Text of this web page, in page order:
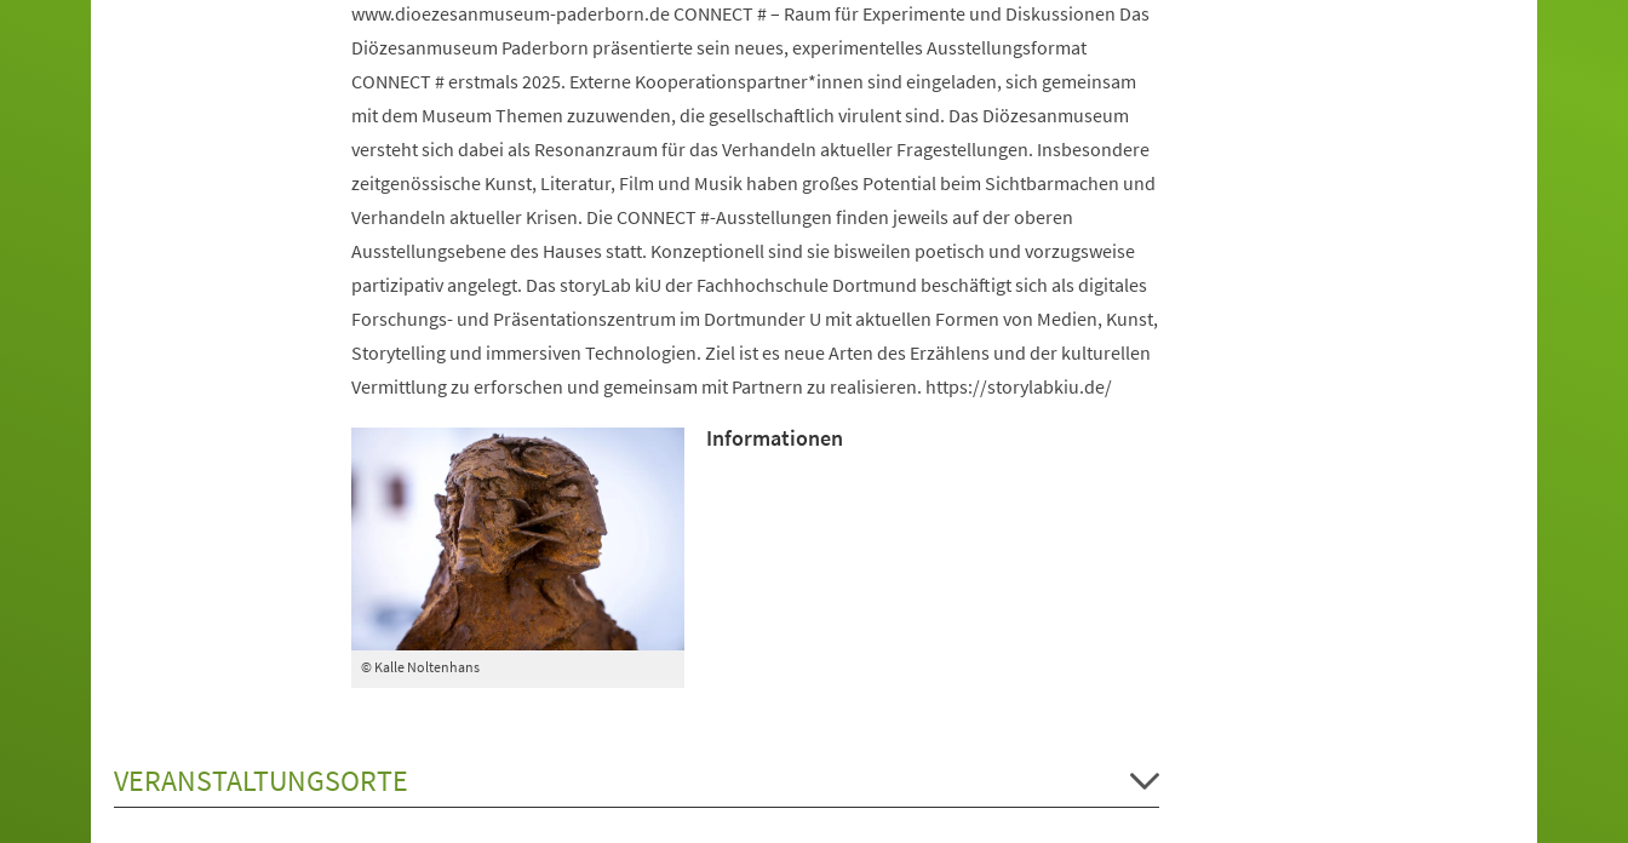
www.dioezesanmuseum-paderborn.de CONNECT # – Raum für Experimente und Diskussionen Das
Diözesanmuseum Paderborn präsentierte sein neues, experimentelles Ausstellungsformat
CONNECT # erstmals 2025. Externe Kooperationspartner*innen sind eingeladen, sich gemeinsam
mit dem Museum Themen zuzuwenden, die gesellschaftlich virulent sind. Das Diözesanmuseum
versteht sich dabei als Resonanzraum für das Verhandeln aktueller Fragestellungen. Insbesondere
zeitgenössische Kunst, Literatur, Film und Musik haben großes Potential beim Sichtbarmachen und
Verhandeln aktueller Krisen. Die CONNECT #-Ausstellungen finden jeweils auf der oberen
Ausstellungsebene des Hauses statt. Konzeptionell sind sie bisweilen poetisch und vorzugsweise
partizipativ angelegt. Das storyLab kiU der Fachhochschule Dortmund beschäftigt sich als digitales
Forschungs- und Präsentationszentrum im Dortmunder U mit aktuellen Formen von Medien, Kunst,
Storytelling und immersiven Technologien. Ziel ist es neue Arten des Erzählens und der kulturellen
Vermittlung zu erforschen und gemeinsam mit Partnern zu realisieren. https://storylabkiu.de/
© Kalle Noltenhans
Informationen
VERANSTALTUNGSORTE